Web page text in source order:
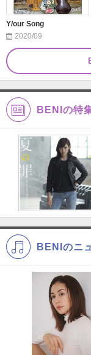
Y/our Song
2020/09
BENIの特
BENIのニ